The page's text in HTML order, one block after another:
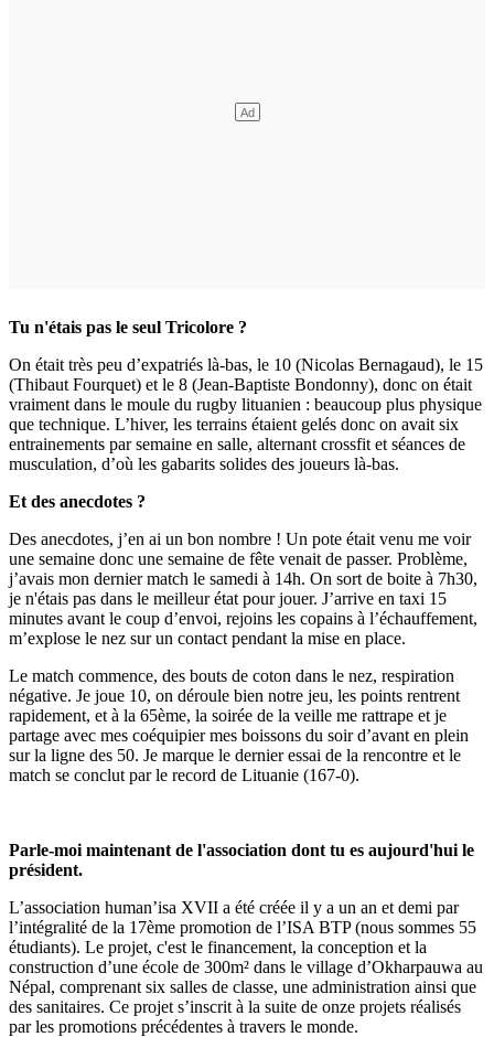
Tu n'étais pas le seul Tricolore ?
On était très peu d’expatriés là-bas, le 10 (Nicolas Bernagaud), le 15
(Thibaut Fourquet) et le 8 (Jean-Baptiste Bondonny), donc on était
vraiment dans le moule du rugby lituanien : beaucoup plus physique
que technique. L’hiver, les terrains étaient gelés donc on avait six
entrainements par semaine en salle, alternant crossfit et séances de
musculation, d’où les gabarits solides des joueurs là-bas.
Et des anecdotes ?
Des anecdotes, j’en ai un bon nombre ! Un pote était venu me voir
une semaine donc une semaine de fête venait de passer. Problème,
j’avais mon dernier match le samedi à 14h. On sort de boite à 7h30,
je n'étais pas dans le meilleur état pour jouer. J’arrive en taxi 15
minutes avant le coup d’envoi, rejoins les copains à l’échauffement,
m’explose le nez sur un contact pendant la mise en place.
Le match commence, des bouts de coton dans le nez, respiration
négative. Je joue 10, on déroule bien notre jeu, les points rentrent
rapidement, et à la 65ème, la soirée de la veille me rattrape et je
partage avec mes coéquipier mes boissons du soir d’avant en plein
sur la ligne des 50. Je marque le dernier essai de la rencontre et le
match se conclut par le record de Lituanie (167-0).
Parle-moi maintenant de l'association dont tu es aujourd'hui le
président.
L’association human’isa XVII a été créée il y a un an et demi par
l’intégralité de la 17ème promotion de l’ISA BTP (nous sommes 55
étudiants). Le projet, c'est le financement, la conception et la
construction d’une école de 300m² dans le village d’Okharpauwa au
Népal, comprenant six salles de classe, une administration ainsi que
des sanitaires. Ce projet s’inscrit à la suite de onze projets réalisés
par les promotions précédentes à travers le monde.